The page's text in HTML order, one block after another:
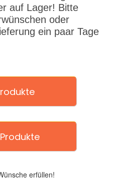
auf Lager! Bitte
oder
ein paar Tage
erfüllen!